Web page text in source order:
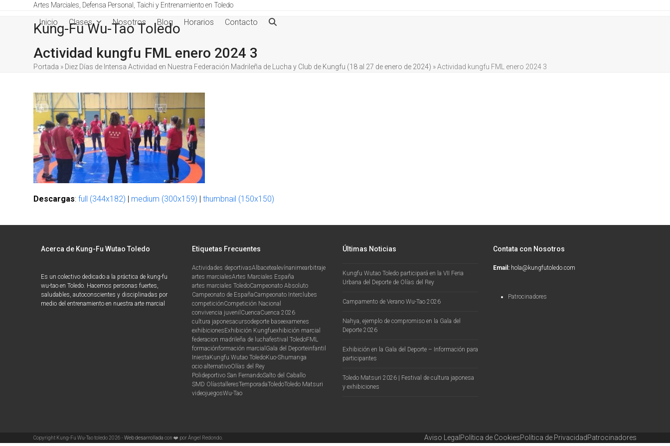
Artes Marciales, Defensa Personal, Taichi y Entrenamiento en Toledo
Kung-Fu Wu-Tao Toledo
Inicio Clases Nosotros Blog Horarios Contacto
Actividad kungfu FML enero 2024 3
Portada » Diez Días de Intensa Actividad en Nuestra Federación Madrileña de Lucha y Club de Kungfu (18 al 27 de enero de 2024) »Actividad kungfu FML enero 2024 3
Descargas:full (344x182) | medium (300x159) |thumbnail (150x150)
Acerca de Kung-Fu Wutao Toledo
Es un colectivo dedicado a la práctica de kung-fu
wu-tao en Toledo. Hacemos personas fuertes,
saludables, autoconscientes y disciplinadas por
medio del entrenamiento en nuestra arte marcial
Etiquetas Frecuentes
Actividades deportivasAlbacetealevínanimearbitraje
artes marcialesArtes Marciales España
artes marciales ToledoCampeonato Absoluto
Campeonato de EspañaCampeonato Interclubes
competiciónCompetición Nacional
convivencia juvenil CuencaCuenca 2026
cultura japonesacursodeporte baseexamenes
exhibicionesExhibición Kungfuexhibición marcial
federacion madrileña de luchafestival ToledoFML
formaciónformación marcial Gala del Deporteinfantil
IniestaKungfu Wutao ToledoKuo-Shumanga
ocio alternativoOlías del Rey
Polideportivo San FernandoSalto del Caballo
SMD OlíastalleresTemporadaToledoToledo Matsuri
videojuegosWu-Tao
Últimas Noticias
Kungfu Wutao Toledo participará en la VII Feria
Urbana del Deporte de Olías del Rey
Campamento de Verano Wu-Tao 2026
Nahya, ejemplo de compromiso en la Gala del
Deporte 2026
Exhibición en la Gala del Deporte – Información para
participantes
Toledo Matsuri 2026 | Festival de cultura japonesa
y exhibiciones
Contata con Nosotros
Email: hola@kungfutoledo.com
Patrocinadores
Copyright Kung-Fu Wu-Tao toledo 2026 -Web desarrollada con ❤️ por Ángel Redondo. Aviso Legal Política de CookiesPolítica de PrivacidadPatrocinadores